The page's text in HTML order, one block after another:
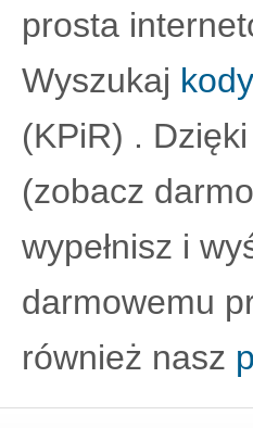
prosta
Wyszukaj
(KPiR) .
(zobacz
wypełnisz i
darmowemu
również nasz